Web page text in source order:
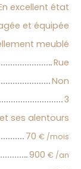
excellent état
et équipée
meublé
Rue
Non
3
ses alentours
70 € /mois
900 € /an